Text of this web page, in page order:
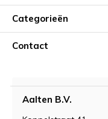
Categorieën
Contact
Aalten B.V.